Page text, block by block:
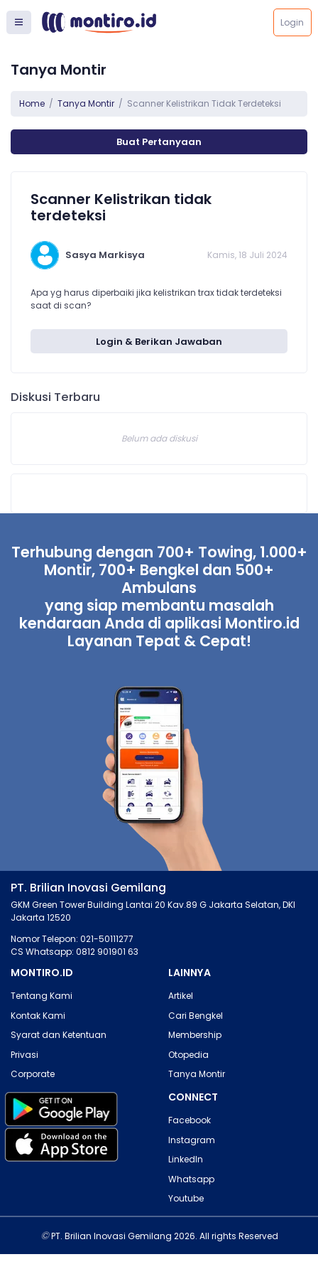
Login
Tanya Montir
Home Tanya Montir Scanner Kelistrikan Tidak Terdeteksi
Buat Pertanyaan
Scanner Kelistrikan tidak
terdeteksi
Sasya Markisya Kamis, 18 Juli 2024
Apa yg harus diperbaiki jika kelistrikan trax tidak terdeteksi
saat di scan?
Login & Berikan Jawaban
Diskusi Terbaru
Belum ada diskusi
Terhubung dengan 700+ Towing, 1.000+
Montir, 700+ Bengkel dan 500+
Ambulans
yang siap membantu masalah
kendaraan Anda di aplikasi Montiro.id
Layanan Tepat & Cepat!
PT. Brilian Inovasi Gemilang
GKM Green Tower Building Lantai 20 Kav.89 G Jakarta Selatan, DKI
Jakarta 12520
Nomor Telepon: 021-50111277
CS Whatsapp: 0812 901901 63
MONTIRO.ID
Tentang Kami
Kontak Kami
Syarat dan Ketentuan
Privasi
Corporate
LAINNYA
Artikel
Cari Bengkel
Membership
Otopedia
Tanya Montir
CONNECT
Facebook
Instagram
LinkedIn
Whatsapp
Youtube
©PT. Brilian Inovasi Gemilang 2026. All rights Reserved